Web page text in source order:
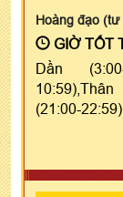
Hoàng đạo
GIỜ TỐT
Dần
(21:00-22:59)